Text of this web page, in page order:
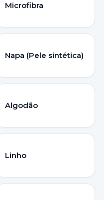
Microfibra
Napa (Pele sintética)
Algodão
Linho